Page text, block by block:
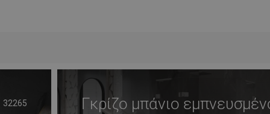
32265
Γκρίζο μπάνιο